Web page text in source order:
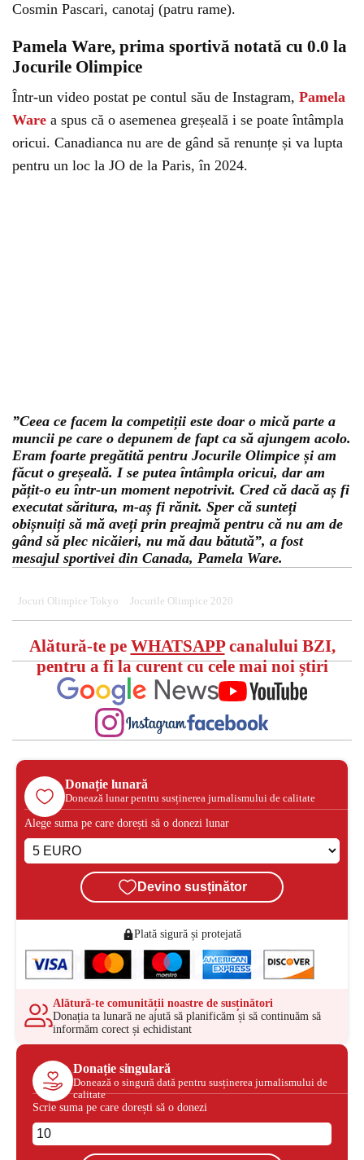
Cosmin Pascari, canotaj (patru rame).
Pamela Ware, prima sportivă notată cu 0.0 la
Jocurile Olimpice
Într-un video postat pe contul său de Instagram, Pamela
Ware a spus că o asemenea greșeală i se poate întâmpla
oricui. Canadianca nu are de gând să renunțe și va lupta
pentru un loc la JO de la Paris, în 2024.
”Ceea ce facem la competiții este doar o mică parte a
muncii pe care o depunem de fapt ca să ajungem acolo.
Eram foarte pregătită pentru Jocurile Olimpice și am
făcut o greșeală. I se putea întâmpla oricui, dar am
pățit-o eu într-un moment nepotrivit. Cred că dacă aș fi
executat săritura, m-aș fi rănit. Sper că sunteți
obișnuiți să mă aveți prin preajmă pentru că nu am de
gând să plec nicăieri, nu mă dau bătută”, a fost
mesajul sportivei din Canada, Pamela Ware.
Jocuri Olimpice Tokyo Jocurile Olimpice 2020
Alătură-te pe WHATSAPPcanalului BZI,
pentru a fi la curent cu cele mai noi știri
Donație lunară
Donează lunar pentru susținerea jurnalismului de calitate
Alege suma pe care dorești să o donezi lunar
Devino susținător
Plată sigură și protejată
Alătură-te comunității noastre de susținători
Donația ta lunară ne ajută să planificăm și să continuăm să
informăm corect și echidistant
Donație singulară
Donează o singură dată pentru susținerea jurnalismului de
calitate
Scrie suma pe care dorești să o donezi